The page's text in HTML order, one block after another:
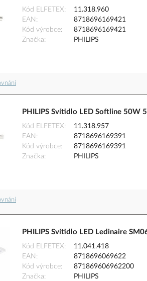
Kód ELFETEX
11.318.960
EAN
8718696169421
Kód výrobce
8718696169421
Značka
PHILIPS
PHILIPS Svítidlo LED Softline
Kód ELFETEX
11.318.957
EAN
8718696169391
Kód výrobce
8718696169391
Značka
PHILIPS
PHILIPS Svítidlo LED Ledinaire
Kód ELFETEX
11.041.418
EAN
8718696069622
Kód výrobce
871869606962200
Značka
PHILIPS